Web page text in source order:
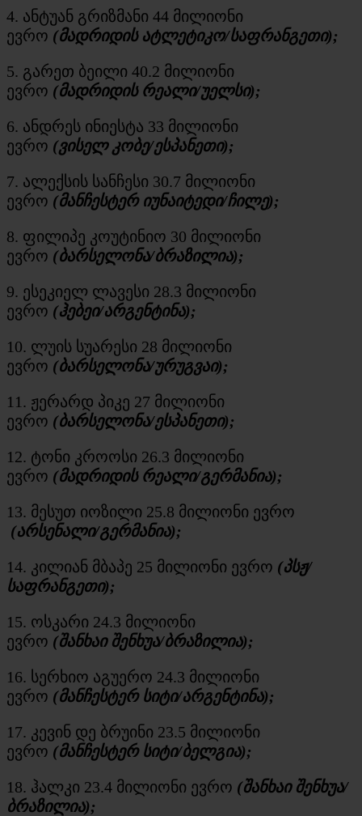
4. ანტუან გრიზმანი 44 მილიონი
ევრო (მადრიდის ატლეტიკო/საფრანგეთი);
5. გარეთ ბეილი 40.2 მილიონი
ევრო (მადრიდის რეალი/უელსი);
6. ანდრეს ინიესტა 33 მილიონი
ევრო (ვისელკობე/ესპანეთი);
7. ალექსის სანჩესი 30.7 მილიონი
ევრო (მანჩესტერ იუნაიტედი/ჩილე);
8. ფილიპე კოუტინიო 30 მილიონი
ევრო (ბარსელონა/ბრაზილია);
9. ესეკიელ ლავესი 28.3 მილიონი
ევრო (ჰებეი/არგენტინა);
10. ლუის სუარესი 28 მილიონი
ევრო (ბარსელონა/ურუგვაი);
11. ჟერარდ პიკე 27 მილიონი
ევრო (ბარსელონა/ესპანეთი);
12. ტონი კროოსი 26.3 მილიონი
ევრო (მადრიდის რეალი/გერმანია);
13. მესუთ იოზილი 25.8 მილიონი ევრო
(არსენალი/გერმანია);
14. კილიან მბაპე 25 მილიონი ევრო (პსჟ/
საფრანგეთი);
15. ოსკარი 24.3 მილიონი
ევრო (შანხაი შენხუა/ბრაზილია);
16. სერხიო აგუერო 24.3 მილიონი
ევრო (მანჩესტერ სიტი/არგენტინა);
17. კევინ დე ბრუინი 23.5 მილიონი
ევრო (მანჩესტერ სიტი/ბელგია);
18. ჰალკი 23.4 მილიონი ევრო (შანხაი შენხუა/
ბრაზილია);